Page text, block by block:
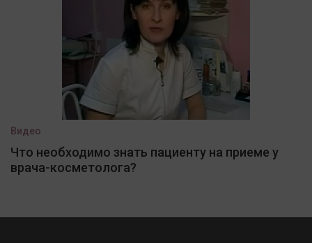
Видео
Что необходимо знать пациенту на приеме у
врача-косметолога?